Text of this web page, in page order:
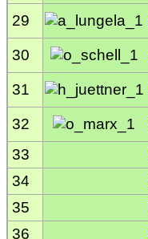
29
30
31
32
33
34
35
36